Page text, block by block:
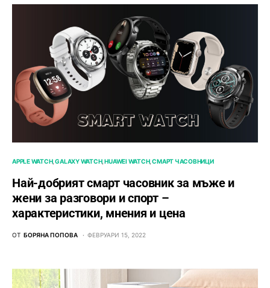
APPLE WATCH GALAXY WATCH HUAWEI WATCH СМАРТ ЧАСОВНИЦИ
Най-добрият смарт часовник за мъже и
жени за разговори и спорт –
характеристики, мнения и цена
ОТ БОРЯНА ПОПОВА ФЕВРУАРИ 15, 2022